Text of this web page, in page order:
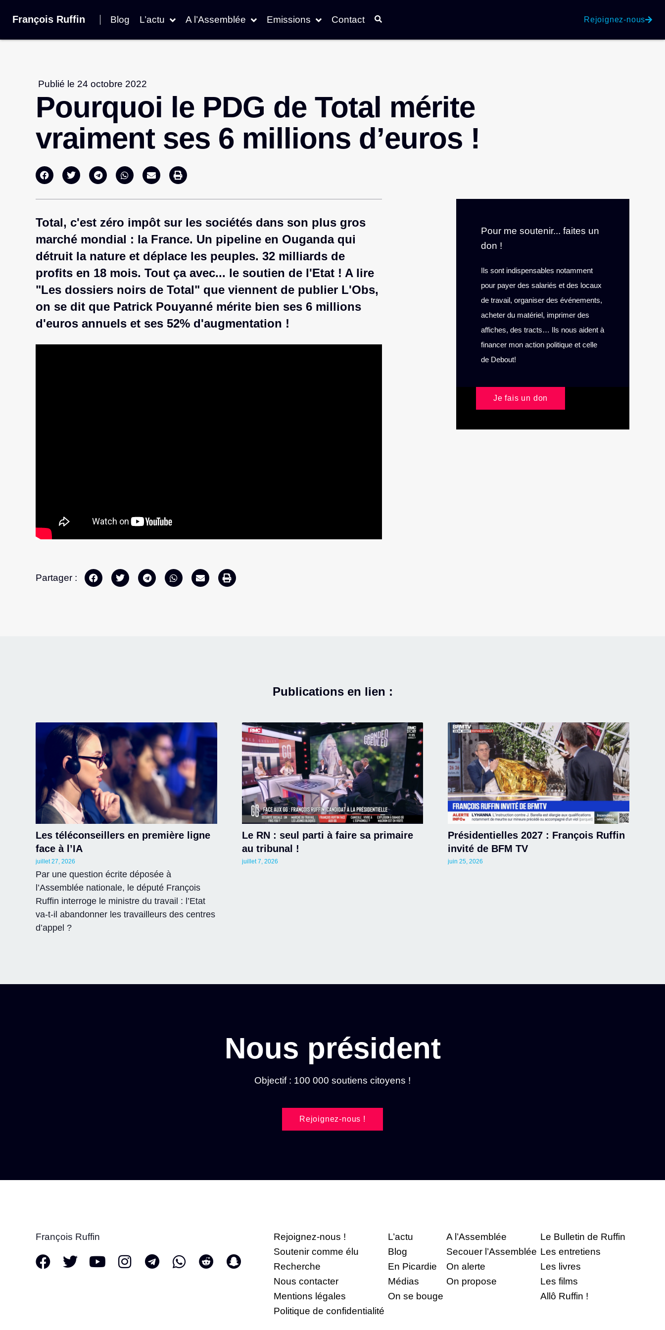
François Ruffin Blog L’actu A l’Assemblée Emissions Contact Rejoignez-nous
Publié le 24 octobre 2022
Pourquoi le PDG de Total mérite
vraiment ses 6 millions d’euros !
Total, c'est zéro impôt sur les sociétés dans son plus gros
marché mondial : la France. Un pipeline en Ouganda qui
détruit la nature et déplace les peuples. 32 milliards de
profits en 18 mois. Tout ça avec... le soutien de l'Etat ! A lire
"Les dossiers noirs de Total" que viennent de publier L'Obs,
on se dit que Patrick Pouyanné mérite bien ses 6 millions
d'euros annuels et ses 52% d'augmentation !
Partager :
Pour me soutenir... faites un
don !
Ils sont indispensables notamment
pour payer des salariés et des locaux
de travail, organiser des événements,
acheter du matériel, imprimer des
affiches, des tracts… Ils nous aident à
financer mon action politique et celle
de Debout!
Je fais un don
Publications en lien :
Les téléconseillers en première ligne
face à l’IA
juillet 27, 2026
Par une question écrite déposée à
l’Assemblée nationale, le député François
Ruffin interroge le ministre du travail : l’Etat
va-t-il abandonner les travailleurs des centres
d’appel ?
Le RN : seul parti à faire sa primaire
au tribunal !
juillet 7, 2026
Présidentielles 2027 : François Ruffin
invité de BFM TV
juin 25, 2026
Nous président
Objectif : 100 000 soutiens citoyens !
Rejoignez-nous !
François Ruffin
Rejoignez-nous !
Soutenir comme élu
Recherche
Nous contacter
Mentions légales
Politique de confidentialité
L’actu
Blog
En Picardie
Médias
On se bouge
A l’Assemblée
Secouer l’Assemblée
On alerte
On propose
Le Bulletin de Ruffin
Les entretiens
Les livres
Les films
Allô Ruffin !